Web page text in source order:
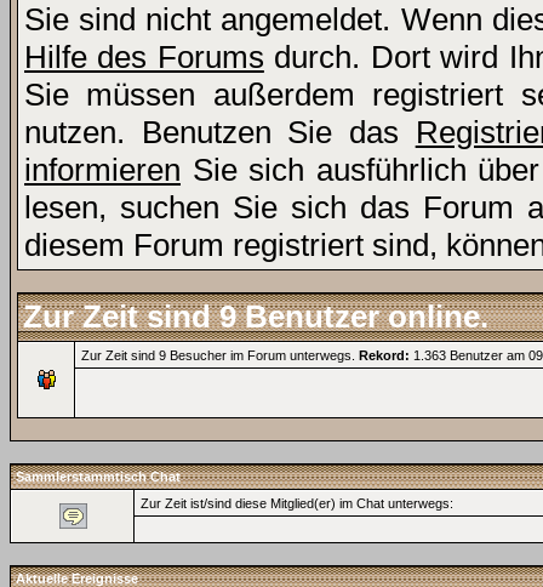
Sie sind nicht angemeldet. Wenn
Hilfe des Forums durch. Dort wird
Sie müssen außerdem registriert
nutzen. Benutzen Sie das
informieren Sie sich ausführlich
lesen, suchen Sie sich das Forum
diesem Forum registriert sind,
Zur Zeit sind 9 Benutzer online.
Zur Zeit sind 9 Besucher im Forum unterwegs. Rekord: 1.363 Benutzer am
Sammlerstammtisch Chat
Zur Zeit ist/sind diese Mitglied(er) im Chat unterwegs:
Aktuelle Ereignisse